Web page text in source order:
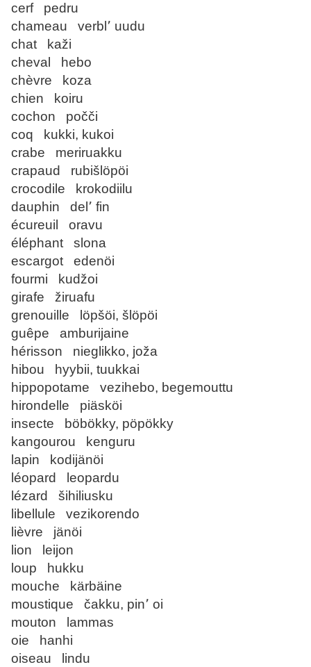
cerf pedru
chameau verbl՚ uudu
chat kaži
cheval hebo
chèvre koza
chien koiru
cochon počči
coq kukki, kukoi
crabe meriruakku
crapaud rubišlöpöi
crocodile krokodiilu
dauphin del՚ fin
écureuil oravu
éléphant slona
escargot edenöi
fourmi kudžoi
girafe žiruafu
grenouille löpšöi, šlöpöi
guêpe amburijaine
hérisson nieglikko, joža
hibou hyybii, tuukkai
hippopotame vezihebo, begemouttu
hirondelle piäsköi
insecte böbökky, pöpökky
kangourou kenguru
lapin kodijänöi
léopard leopardu
lézard šihiliusku
libellule vezikorendo
lièvre jänöi
lion leijon
loup hukku
mouche kärbäine
moustique čakku, pin՚ oi
mouton lammas
oie hanhi
oiseau lindu